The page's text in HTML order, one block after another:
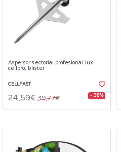
Aspersor sectorial profesional lux
cellpro, blister
CELLFAST
24,59€ 39,77€ - 38%